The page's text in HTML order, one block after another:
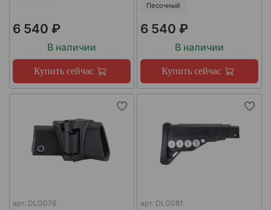
6 540 ₽
В наличии
Купить сейчас
Песочный
6 540 ₽
В наличии
Купить сейчас
арт. DLG076 арт. DLG081